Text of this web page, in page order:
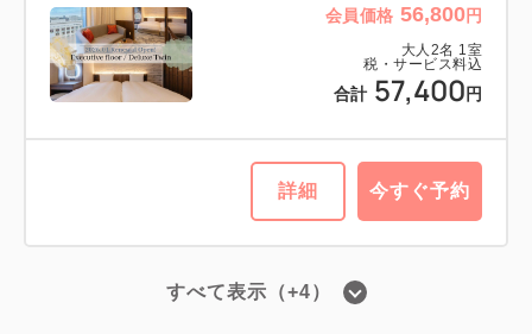
会員価格 56,800円
大人 2名 1 室
税・サービス料込
合計 57,400 円
詳細 今すぐ予約
すべて表示（+4）